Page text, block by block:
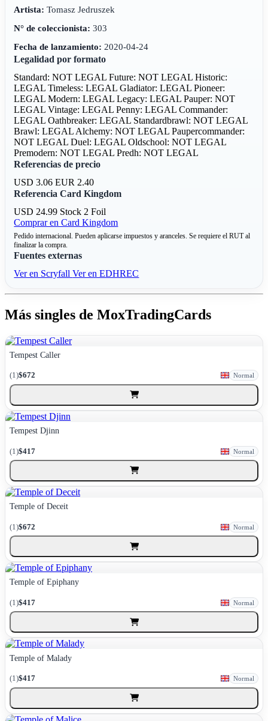
Artista: Tomasz Jedruszek
N° de coleccionista: 303
Fecha de lanzamiento: 2020-04-24
Legalidad por formato
Standard: NOT LEGALFuture: NOT LEGALHistoric:
LEGALTimeless: LEGALGladiator: LEGALPioneer:
LEGALModern: LEGALLegacy: LEGALPauper: NOT
LEGALVintage: LEGALPenny: LEGALCommander:
LEGALOathbreaker: LEGAL Standardbrawl: NOT LEGAL
Brawl: LEGAL Alchemy: NOT LEGALPaupercommander:
NOT LEGALDuel: LEGALOldschool: NOT LEGAL
Premodern: NOT LEGALPredh: NOT LEGAL
Referencias de precio
USD 3.06EUR 2.40
Referencia Card Kingdom
USD 24.99 Stock 2Foil
Comprar en Card Kingdom
Pedido internacional. Pueden aplicarse impuestos y aranceles. Se requiere el RUT al
finalizar la compra.
Fuentes externas
Ver en ScryfallVer en EDHREC
Más singles de MoxTradingCards
Tempest Caller
(1)$672 Normal
Tempest Djinn
(1)$417 Normal
Temple of Deceit
(1)$672 Normal
Temple of Epiphany
(1)$417 Normal
Temple of Malady
(1)$417 Normal